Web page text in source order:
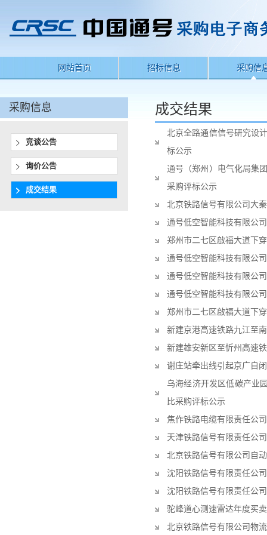
网站首页 招标信息 采购信
采购信息
竞谈公告
询价公告
成交结果
成交结果
北京全路通信信号研究设
标公示
通号（郑州）电气化局集
采购评标公示
北京铁路信号有限公司大
通号低空智能科技有限公
郑州市二七区啟福大道下
通号低空智能科技有限公
通号低空智能科技有限公
通号低空智能科技有限公
郑州市二七区啟福大道下
新建京港高速铁路九江至
新建雄安新区至忻州高速
谢庄站牵出线引起京广自
乌海经济开发区低碳产业
比采购评标公示
焦作铁路电缆有限责任公
天津铁路信号有限责任公
北京铁路信号有限公司自
沈阳铁路信号有限责任公
沈阳铁路信号有限责任公
驼峰道心测速雷达年度买
北京铁路信号有限公司物